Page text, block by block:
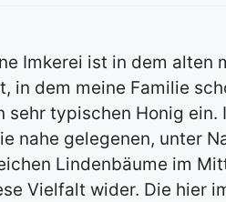
Imkerei ist in dem
in dem meine Familie
sehr typischen Honig
nahe gelegenen, unter
Lindenbäume im
Vielfalt wider. Die hier